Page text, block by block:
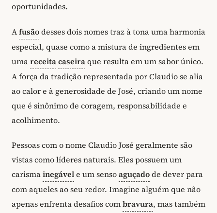
oportunidades.
Afusãodesses dois nomes traz à tona uma harmonia
especial, quase como a mistura de ingredientes em
umareceitacaseiraque resulta em um sabor único.
A força da tradição representada por Claudio se alia
ao calor e à generosidade de José, criando um nome
que é sinônimo de coragem, responsabilidade e
acolhimento.
Pessoas com o nome Claudio José geralmente são
vistas como líderes naturais. Eles possuem um
carismainegávele um sensoaguçadode dever para
com aqueles ao seu redor. Imagine alguém que não
apenas enfrenta desafios combravura, mas também